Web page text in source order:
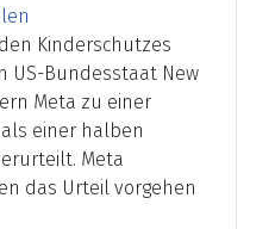
Kinderschutzes
US-Bundesstaat New
Meta zu einer
einer halben
Meta
das Urteil vorgehen